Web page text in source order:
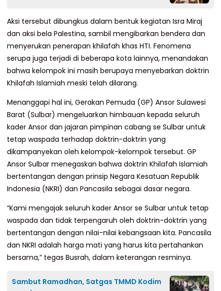
Aksi tersebut dibungkus dalam bentuk kegiatan Isra Miraj
dan aksi bela Palestina, sambil mengibarkan bendera dan
menyerukan penerapan khilafah khas HTI. Fenomena
serupa juga terjadi di beberapa kota lainnya, menandakan
bahwa kelompok ini masih berupaya menyebarkan doktrin
Khilafah Islamiah meski telah dilarang.
Menanggapi hal ini, Gerakan Pemuda (GP) Ansor Sulawesi
Barat (Sulbar) mengeluarkan himbauan kepada seluruh
kader Ansor dan jajaran pimpinan cabang se Sulbar untuk
tetap waspada terhadap doktrin-doktrin yang
dikampanyekan oleh kelompok-kelompok tersebut. GP
Ansor Sulbar menegaskan bahwa doktrin Khilafah Islamiah
bertentangan dengan prinsip Negara Kesatuan Republik
Indonesia (NKRI) dan Pancasila sebagai dasar negara.
“Kami mengajak seluruh kader Ansor se Sulbar untuk tetap
waspada dan tidak terpengaruh oleh doktrin-doktrin yang
bertentangan dengan nilai-nilai kebangsaan kita. Pancasila
dan NKRI adalah harga mati yang harus kita pertahankan
bersama,” tegas Busrah, dalam keterangan resminya.
Sambut Ramadhan, Satgas TMMD Kodim